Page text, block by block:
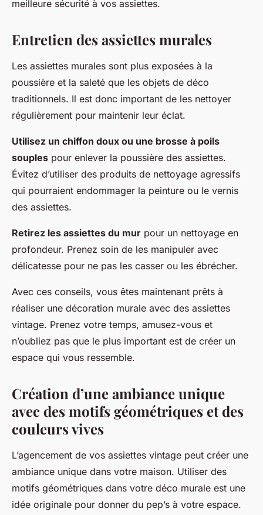
meilleure sécurité à vos assiettes.
Entretien des assiettes murales
Les assiettes murales sont plus exposées à la
poussière et la saleté que les objets de déco
traditionnels. Il est donc important de les nettoyer
régulièrement pour maintenir leur éclat.
Utilisez un chiffon doux ou une brosse à poils
souples pour enlever la poussière des assiettes.
Évitez d’utiliser des produits de nettoyage agressifs
qui pourraient endommager la peinture ou le vernis
des assiettes.
Retirez les assiettes du mur pour un nettoyage en
profondeur. Prenez soin de les manipuler avec
délicatesse pour ne pas les casser ou les ébrécher.
Avec ces conseils, vous êtes maintenant prêts à
réaliser une décoration murale avec des assiettes
vintage. Prenez votre temps, amusez-vous et
n’oubliez pas que le plus important est de créer un
espace qui vous ressemble.
Création d’une ambiance unique
avec des motifs géométriques et des
couleurs vives
L’agencement de vos assiettes vintage peut créer une
ambiance unique dans votre maison. Utiliser des
motifs géométriques dans votre déco murale est une
idée originale pour donner du pep’s à votre espace.